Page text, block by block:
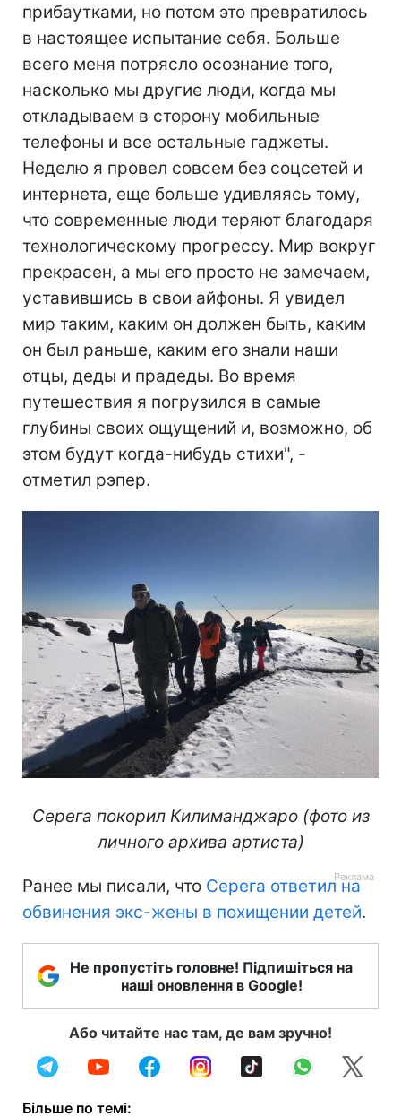
прибаутками, но потом это превратилось
в настоящее испытание себя. Больше
всего меня потрясло осознание того,
насколько мы другие люди, когда мы
откладываем в сторону мобильные
телефоны и все остальные гаджеты.
Неделю я провел совсем без соцсетей и
интернета, еще больше удивляясь тому,
что современные люди теряют благодаря
технологическому прогрессу. Мир вокруг
прекрасен, а мы его просто не замечаем,
уставившись в свои айфоны. Я увидел
мир таким, каким он должен быть, каким
он был раньше, каким его знали наши
отцы, деды и прадеды. Во время
путешествия я погрузился в самые
глубины своих ощущений и, возможно, об
этом будут когда-нибудь стихи", -
отметил рэпер.
Серега покорил Килиманджаро (фото из
личного архива артиста)
Ранее мы писали, что Серега ответил на
обвинения экс-жены в похищении детей.
Не пропустіть головне! Підпишіться на
наші оновлення в Google!
Або читайте нас там, де вам зручно!
Більше по темі: